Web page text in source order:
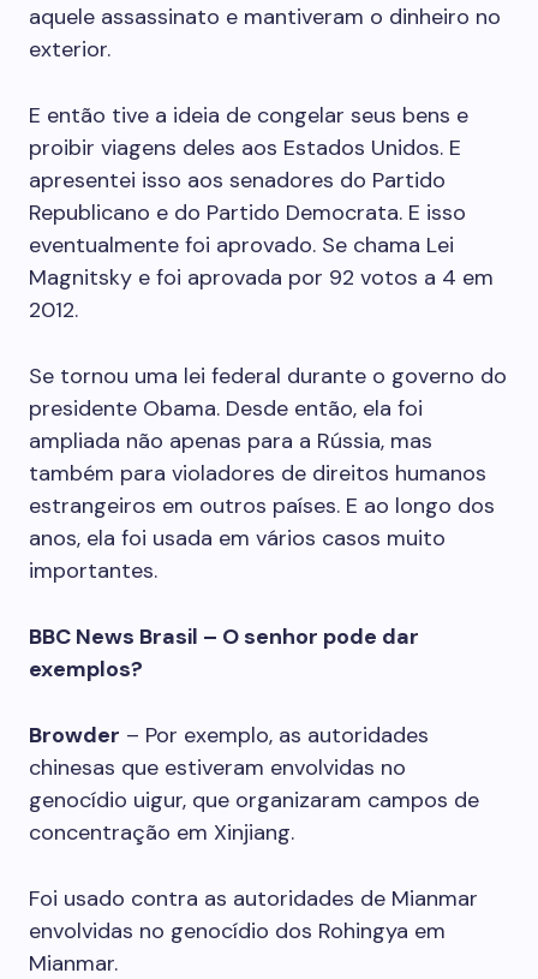
aquele assassinato e mantiveram o dinheiro no
exterior.
E então tive a ideia de congelar seus bens e
proibir viagens deles aos Estados Unidos. E
apresentei isso aos senadores do Partido
Republicano e do Partido Democrata. E isso
eventualmente foi aprovado. Se chama Lei
Magnitsky e foi aprovada por 92 votos a 4 em
2012.
Se tornou uma lei federal durante o governo do
presidente Obama. Desde então, ela foi
ampliada não apenas para a Rússia, mas
também para violadores de direitos humanos
estrangeiros em outros países. E ao longo dos
anos, ela foi usada em vários casos muito
importantes.
BBC News Brasil – O senhor pode dar
exemplos?
Browder – Por exemplo, as autoridades
chinesas que estiveram envolvidas no
genocídio uigur, que organizaram campos de
concentração em Xinjiang.
Foi usado contra as autoridades de Mianmar
envolvidas no genocídio dos Rohingya em
Mianmar.